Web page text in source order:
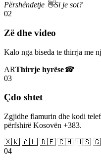
Përshëndetje 👋Si je sot?
02
Zë dhe video
Kalo nga biseda te thirrja me
ARThirrje hyrëse☎
03
Çdo shtet
Zgjidhe flamurin dhe kodi
përfshirë Kosovën +383.
🇽🇰 🇦🇱 🇩🇪 🇨🇭 🇺🇸
04